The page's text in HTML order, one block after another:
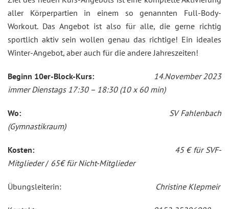
aller Körperpartien in einem so genannten Full-Body-
Workout. Das Angebot ist also für alle, die gerne richtig
sportlich aktiv sein wollen genau das richtige! Ein ideales
Winter-Angebot, aber auch für die andere Jahreszeiten!
Beginn 10er-Block-Kurs:
14.November 2023
immer Dienstags 17:30 – 18:30 (10 x 60 min)
Wo:
SV Fahlenbach
(Gymnastikraum)
Kosten:
45 € für SVF-
Mitglieder/ 65€ für Nicht-Mitglieder
Übungsleiterin: Christine Klepmeir